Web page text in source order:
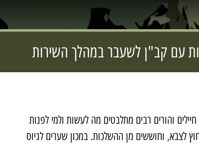
עם קב"ן לשעבר במהלך השירות
והורים רבים מתלבטים מה לעשות ולמי לפנות
לצבא, וחוששים מן ההשלכות. במכון שערים לגיוס